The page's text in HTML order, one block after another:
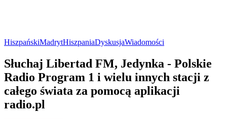
HiszpańskiMadrytHiszpaniaDyskusjaWiadomości
Słuchaj Libertad FM, Jedynka - Polskie
Radio Program 1 i wielu innych stacji z
całego świata za pomocą aplikacji
radio.pl